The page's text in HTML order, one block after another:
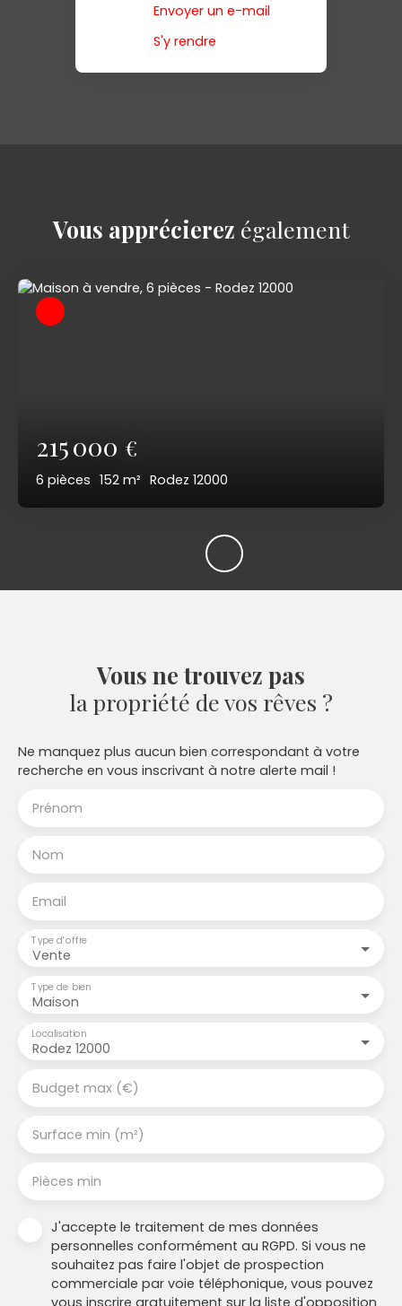
Envoyer un e-mail
S'y rendre
Vous apprécierez également
215 000 €
6 pièces 152 m² Rodez 12000
Vous ne trouvez pas
la propriété de vos rêves ?
Ne manquez plus aucun bien correspondant à votre
recherche en vous inscrivant à notre alerte mail !
Prénom
Nom
Email
Vente
Type d'offre
Maison
Type de bien
Rodez 12000
Localisation
Budget max (€)
Surface min (m²)
Pièces min
J'accepte le traitement de mes données
personnelles conformément au RGPD. Si vous ne
souhaitez pas faire l'objet de prospection
commerciale par voie téléphonique, vous pouvez
vous inscrire gratuitement sur la liste d'opposition